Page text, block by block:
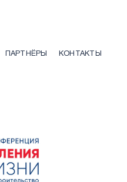
ПАРТНЁРЫ КОНТАКТЫ